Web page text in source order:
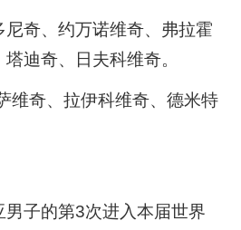
奇、约万诺维奇、弗拉霍
迪奇、日夫科维奇。
维奇、拉伊科维奇、德米特
子的第3次进入本届世界